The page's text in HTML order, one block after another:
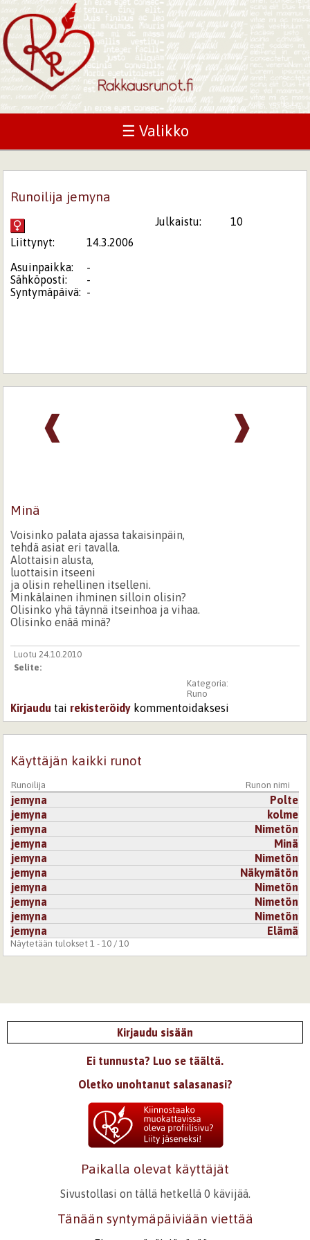
☰ Valikko
Runoilija jemyna
Julkaistu:
10
Liittynyt:
14.3.2006
Asuinpaikka:
-
Sähköposti:
-
Syntymäpäivä: -
❱
❰
Minä
Voisinko palata ajassa takaisinpäin,
tehdä asiat eri tavalla.
Alottaisin alusta,
luottaisin itseeni
ja olisin rehellinen itselleni.
Minkälainen ihminen silloin olisin?
Olisinko yhä täynnä itseinhoa ja vihaa.
Olisinko enää minä?
Luotu 24.10.2010
Selite:
Kategoria:
Runo
Kirjaudu tai rekisteröidy kommentoidaksesi
Käyttäjän kaikki runot
Runoilija Runon nimi
jemyna
Polte
jemyna
kolme
jemyna
Nimetön
jemyna
Minä
jemyna
Nimetön
jemyna
Näkymätön
jemyna
Nimetön
jemyna
Nimetön
jemyna
Nimetön
jemyna
Elämä
Näytetään tulokset 1 - 10 / 10
Kirjaudu sisään
Ei tunnusta? Luo se täältä.
Oletko unohtanut salasanasi?
Paikalla olevat käyttäjät
Sivustollasi on tällä hetkellä 0 kävijää.
Tänään syntymäpäiviään viettää